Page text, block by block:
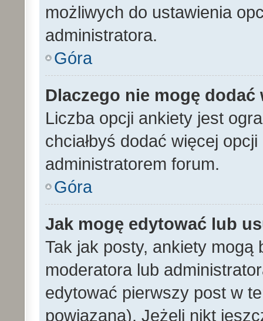
możliwych do ustawienia
administratora.
Góra
Dlaczego nie mogę
Liczba opcji ankiety jest
chciałbyś dodać więcej
administratorem forum.
Góra
Jak mogę edytować lub
Tak jak posty, ankiety
moderatora lub
edytować pierwszy post w
powiązana). Jeżeli nikt